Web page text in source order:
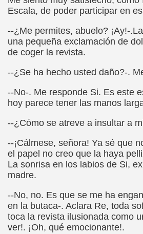
Escala, de poder participar en
--¿Me permites, abuelo? ¡Ay!-
una pequeña exclamación de
de coger la revista.
--¿Se ha hecho usted daño?-.
--No-. Me responde Si. Es este
hoy parece tener las manos
--¿Cómo se atreve a insultar a
--¡Cálmese, señora! Ya sé que
el papel no creo que la haya
La sonrisa en los labios de Si,
madre.
--No, no. Es que se me ha
en la butaca-. Aclara Re, toda
toca la revista ilusionada como
ver!. ¡Oh, qué emocionante!.
Vera)
(Manuel González Otero)
Braille (María Jesús
2000 (Fermín Tamayo)
Hablada Colegio Santiago Apóstol
Agosto 2001 (Fermín Tamayo)
(Pedro A. Zurita)
2005 (Fermín Tamayo)
2011 (Fermín Tamayo)
la Participación de las Personas